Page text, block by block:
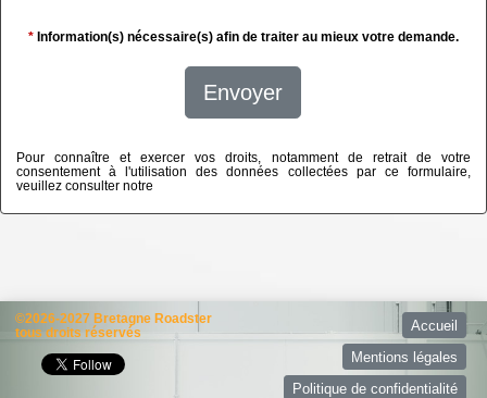
* Information(s) nécessaire(s) afin de traiter au mieux votre demande.
Envoyer
Pour connaître et exercer vos droits, notamment de retrait de votre
consentement à l'utilisation des données collectées par ce formulaire,
veuillez consulter notre
©2026-2027 Bretagne Roadster
tous droits réservés
Accueil
Mentions légales
Politique de confidentialité